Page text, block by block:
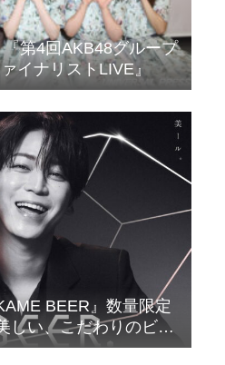
第4回AKB48グループ
イナリストLIVE』
BEER』数量限定
しい、こだわりのビー